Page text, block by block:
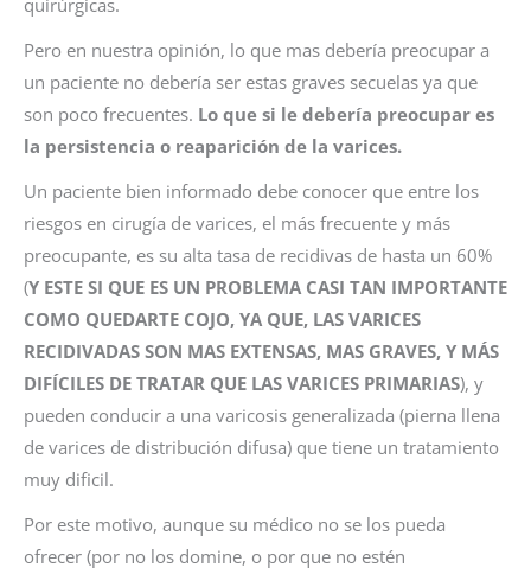
quirúrgicas.
Pero en nuestra opinión, lo que mas debería preocupar a
un paciente no debería ser estas graves secuelas ya que
son poco frecuentes. Lo que si le debería preocupar es
la persistencia o reaparición de la varices.
Un paciente bien informado debe conocer que entre los
riesgos en cirugía de varices, el más frecuente y más
preocupante, es su alta tasa de recidivas de hasta un 60%
(Y ESTE SI QUE ES UN PROBLEMA CASI TAN IMPORTANTE
COMO QUEDARTE COJO, YA QUE, LAS VARICES
RECIDIVADAS SON MAS EXTENSAS, MAS GRAVES, Y MÁS
DIFÍCILES DE TRATAR QUE LAS VARICES PRIMARIAS), y
pueden conducir a una varicosis generalizada (pierna llena
de varices de distribución difusa) que tiene un tratamiento
muy dificil.
Por este motivo, aunque su médico no se los pueda
ofrecer (por no los domine, o por que no estén